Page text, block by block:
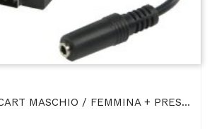
ADATTATORE SCART MASCHIO / FEMMINA + PRESA PER CUFFIE DA 3,5mm SCART 61 VALUELINE